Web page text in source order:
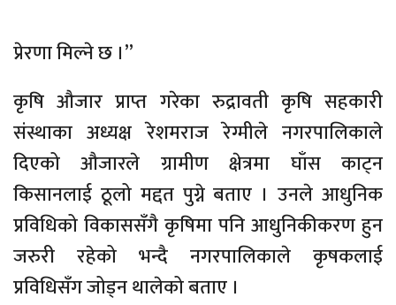
प्रेरणा मिल्ने छ ।”
कृषि औजार प्राप्त गरेका रुद्रावती कृषि सहकारी
संस्थाका अध्यक्ष रेशमराज रेग्मीले नगरपालिकाले
दिएको औजारले ग्रामीण क्षेत्रमा घाँस काट्न
किसानलाई ठूलो मद्दत पुग्ने बताए । उनले आधुनिक
प्रविधिको विकाससँगै कृषिमा पनि आधुनिकीकरण हुन
जरुरी रहेको भन्दै नगरपालिकाले कृषकलाई
प्रविधिसँग जोड्न थालेको बताए ।